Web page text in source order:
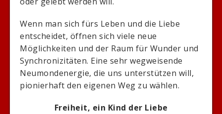
Wenn man sich fürs Leben und die Liebe
entscheidet, öffnen sich viele neue
Möglichkeiten und der Raum für Wunder und
Synchronizitäten. Eine sehr wegweisende
Neumondenergie, die uns unterstützen will,
pionierhaft den eigenen Weg zu wählen.
Freiheit, ein Kind der Liebe